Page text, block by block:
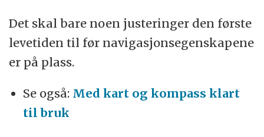
Det skal bare noen justeringer den første
levetiden til før navigasjonsegenskapene
er på plass.
Se også: Med kart og kompass klart
til bruk